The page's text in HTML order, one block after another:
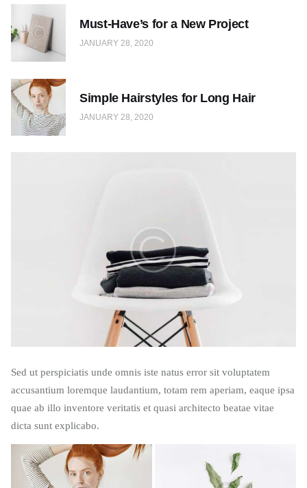
Must-Have’s for a New Project
JANUARY 28, 2020
Simple Hairstyles for Long Hair
JANUARY 28, 2020
Sed ut perspiciatis unde omnis iste natus error sit voluptatem
accusantium loremque laudantium, totam rem aperiam, eaque ipsa
quae ab illo inventore veritatis et quasi architecto beatae vitae
dicta sunt explicabo.